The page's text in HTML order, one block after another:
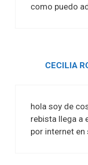
como puedo
CECILIA
hola soy de
rebista llega a
por internet